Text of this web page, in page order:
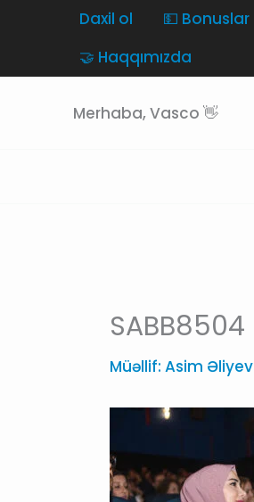
Daxil ol 💵 Bonuslar
🤝 Haqqımızda
Merhaba, Vasco 👋
SABB8504
Müəllif: Asim Əliyev